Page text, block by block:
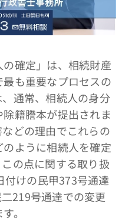
確定」は、相続財産
も重要なプロセスの
通常、相続人の身分
籍謄本が提出されま
どの理由でこれらの
ように相続人を確定
の点に関する取り扱
付けの民甲373号通達
219号通達での変更
。